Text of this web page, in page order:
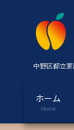
移
中野区都立
ホーム
Home